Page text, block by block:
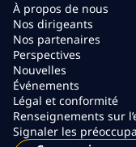
À propos de nous
Nos dirigeants
Nos partenaires
Perspectives
Nouvelles
Événements
Légal et conformité
Renseignements sur
Signaler les